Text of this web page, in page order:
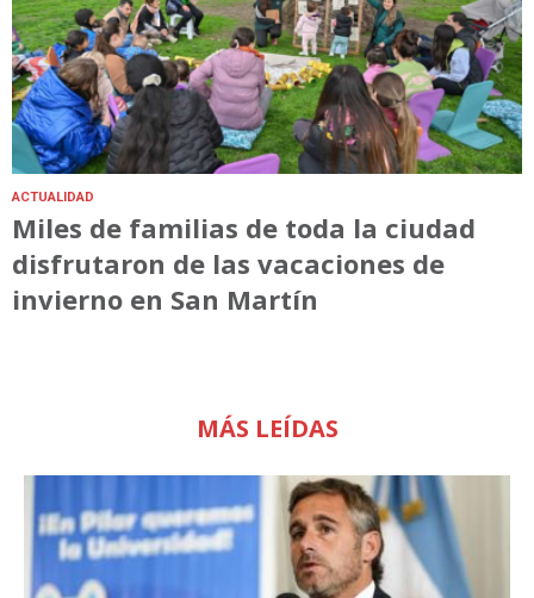
ACTUALIDAD
Miles de familias de toda la ciudad
disfrutaron de las vacaciones de
invierno en San Martín
MÁS LEÍDAS